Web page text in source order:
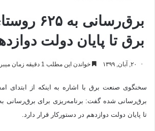
برق‌رسانی به
برق تا پایان دولت
۲۰, آبان, ۱۳۹۹ خواندن این مطلب 1 دقیقه زمان میبرد
تا پایان دولت دوازدهم در دستورکار قرار دارد.